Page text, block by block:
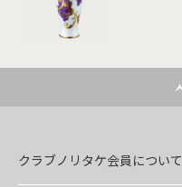
クラブノリタケ会員について